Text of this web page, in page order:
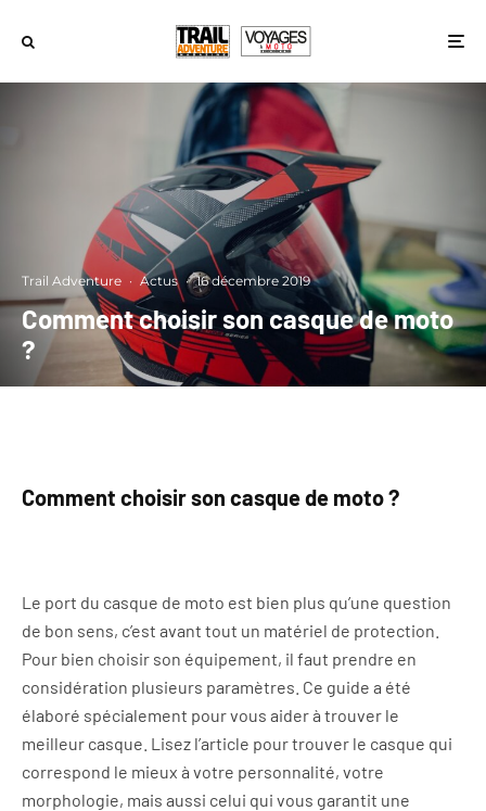
Trail Adventure · Actus · 16 décembre 2019
Comment choisir son casque de moto
?
Comment choisir son casque de moto ?
Le port du casque de moto est bien plus qu’une question
de bon sens, c’est avant tout un matériel de protection.
Pour bien choisir son équipement, il faut prendre en
considération plusieurs paramètres. Ce guide a été
élaboré spécialement pour vous aider à trouver le
meilleur casque. Lisez l’article pour trouver le casque qui
correspond le mieux à votre personnalité, votre
morphologie, mais aussi celui qui vous garantit une